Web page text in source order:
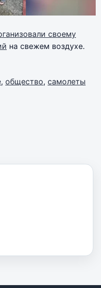
своему
на свежем воздухе.
, общество, самолеты